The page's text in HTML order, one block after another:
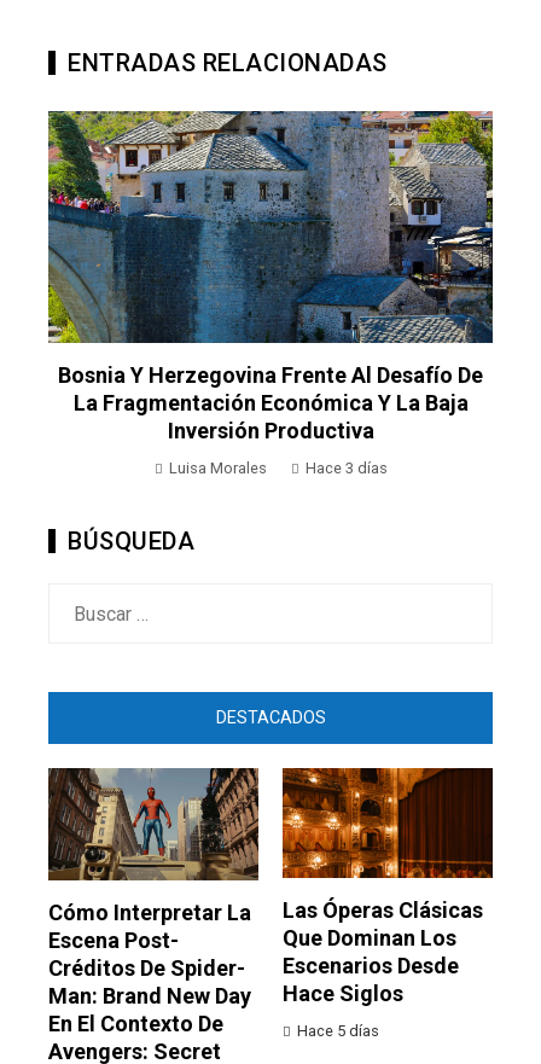
ENTRADAS RELACIONADAS
Bosnia Y Herzegovina Frente Al Desafío De
La Fragmentación Económica Y La Baja
Inversión Productiva
Luisa Morales Hace 3 días
BÚSQUEDA
DESTACADOS
Cómo Interpretar La
Escena Post-
Créditos De Spider-
Man: Brand New Day
En El Contexto De
Avengers: Secret
Las Óperas Clásicas
Que Dominan Los
Escenarios Desde
Hace Siglos
Hace 5 días